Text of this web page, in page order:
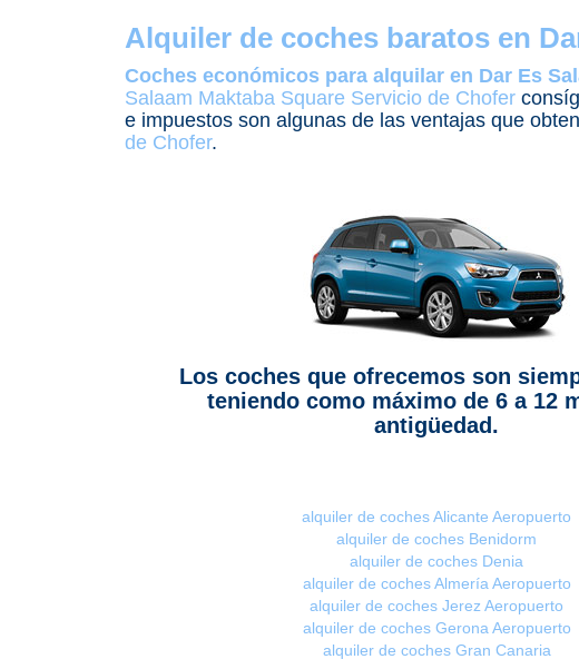
Alquiler de coches baratos en
Coches económicos para alquilar en Dar Es
Salaam Maktaba Square Servicio de Chofer
e impuestos son algunas de las ventajas que
de Chofer.
Los coches que ofrecemos son
teniendo como máximo de 6 a 12
antigüedad.
alquiler de coches Alicante Aeropuerto
alquiler de coches Benidorm
alquiler de coches Denia
alquiler de coches Almería Aeropuerto
alquiler de coches Jerez Aeropuerto
alquiler de coches Gerona Aeropuerto
alquiler de coches Gran Canaria